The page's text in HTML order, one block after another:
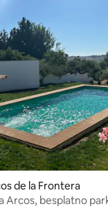
de la Frontera
Arcos, besplatno